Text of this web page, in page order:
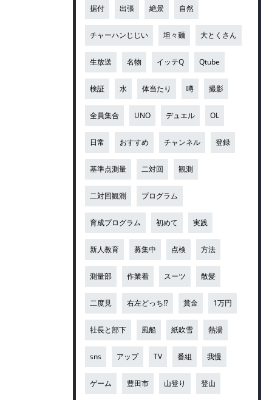
据付 出張 絶景 自然
チャーハンじじい 坦々麺 大とくさん
生放送 名物 イッテQ Qtube
検証 水 体当たり 噂 撮影
全員集合 UNO デュエル OL
日常 おすすめ チャンネル 登録
基準点測量 二対回 観測
二対回観測 プログラム
育成プログラム 初めて 実践
新人教育 募集中 点検 方法
測量部 作業着 スーツ 散髪
二度見 右左どっち!? 賞金 1万円
社長と部下 風船 紙吹雪 熱湯
sns アップ TV 番組 我慢
ゲーム 豊田市 山登り 登山